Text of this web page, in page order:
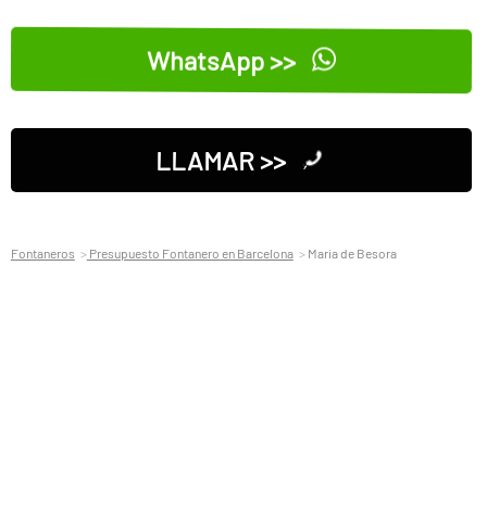
WhatsApp >>
LLAMAR >>
Fontaneros Presupuesto Fontanero en Barcelona Maria de Besora